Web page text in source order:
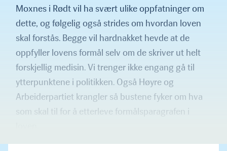
Moxnes i Rødt vil ha svært ulike oppfat­ninger om
dette, og følgelig også strides om hvordan loven
skal forstås. Begge vil hardnakket hevde at de
oppfyller lovens formål selv om de skriver ut helt
forskjellig medisin. Vi trenger ikke engang gå til
ytterpunktene i politikken. Også Høyre og
Arbeider­partiet krangler så bustene fyker om hva
som skal til for å etterleve formålsparagrafen i